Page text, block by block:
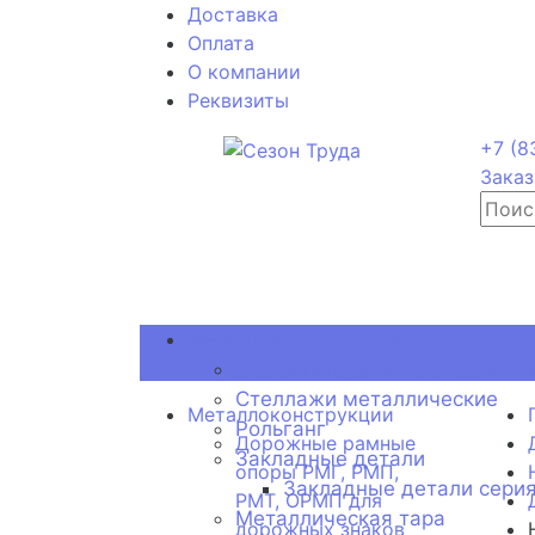
Доставка
Оплата
О компании
Реквизиты
+7
Стеллажи металлические
Рольганг
Закладные детали
Закладные детали
Металлическая тара
Металлоконструкции
Дорожные рамные
опоры РМГ, РМП,
РМТ, ОРМП для
дорожных знаков